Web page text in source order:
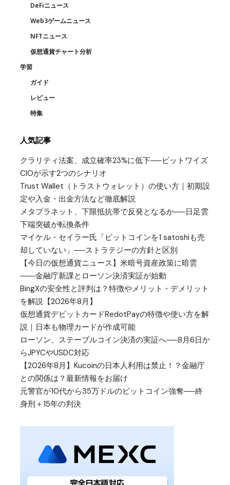
DeFiニュース
Web3ゲームニュース
NFTニュース
仮想通貨チャート分析
学習
ガイド
レビュー
特集
人気記事
クラリティ法案、成立確率23%に低下──ビットワイズ
CIOが示す2つのシナリオ
Trust Wallet（トラストウォレット）の使い方｜初期設
定や入金・出金方法など徹底解説
メタプラネット、下限抵抗帯で反発となるか──日足雲
下端突破が転換条件
マイケル・セイラー氏「ビットコインを1 satoshiも売
却していない」──ストラテジーの方針と区別
【今日の仮想通貨ニュース】米暗号資産政策に暗雲
――金融庁新課とローソン決済実証が始動
BingXの安全性と評判は？特徴やメリット・デメリット
を解説【2026年8月】
仮想通貨デビットカードRedotPayの特徴や使い方を解
説｜日本も物理カードが作成可能
ローソン、ステーブルコイン決済の実証へ──8月6日か
らJPYCやUSDC対応
【2026年8月】Kucoinの日本人利用は禁止！？金融庁
との関係は？最新情報をお届け
元警官が10代から35万ドルのビットコイン強奪──終
身刑＋15年の判決